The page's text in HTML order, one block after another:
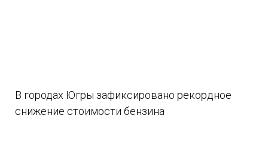
В городах Югры зафиксировано рекордное
снижение стоимости бензина